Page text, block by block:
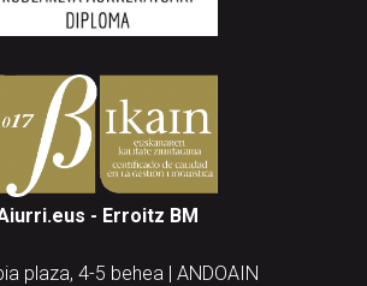
- Erroitz BM
plaza, 4-5 behea | ANDOAIN